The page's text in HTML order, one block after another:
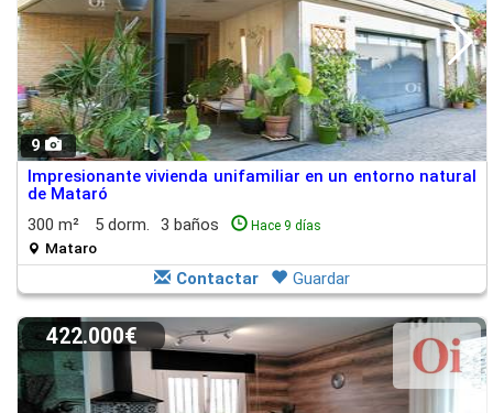
9
Impresionante vivienda unifamiliar en un entorno natural
de Mataró
300 m²
5 dorm. 3 baños Hace 9 días
Mataro
Contactar Guardar
422.000€